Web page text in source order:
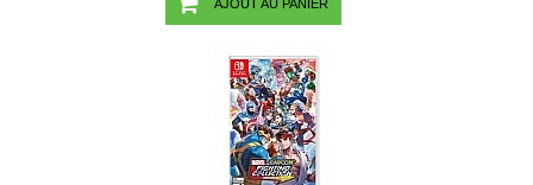
AJOUT AU PANIER